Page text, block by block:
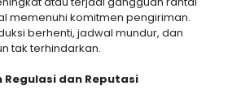
memenuhi komitmen pengiriman.
berhenti, jadwal mundur, dan
tak terhindarkan.
Regulasi dan Reputasi